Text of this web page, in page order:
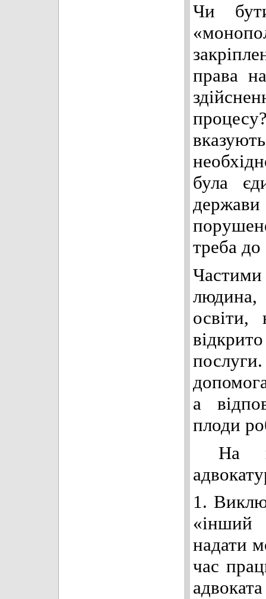
Чи
права
вказують
була
треба до
людина,
освіти,
а
плоди
На
1.
«інший
надати
час